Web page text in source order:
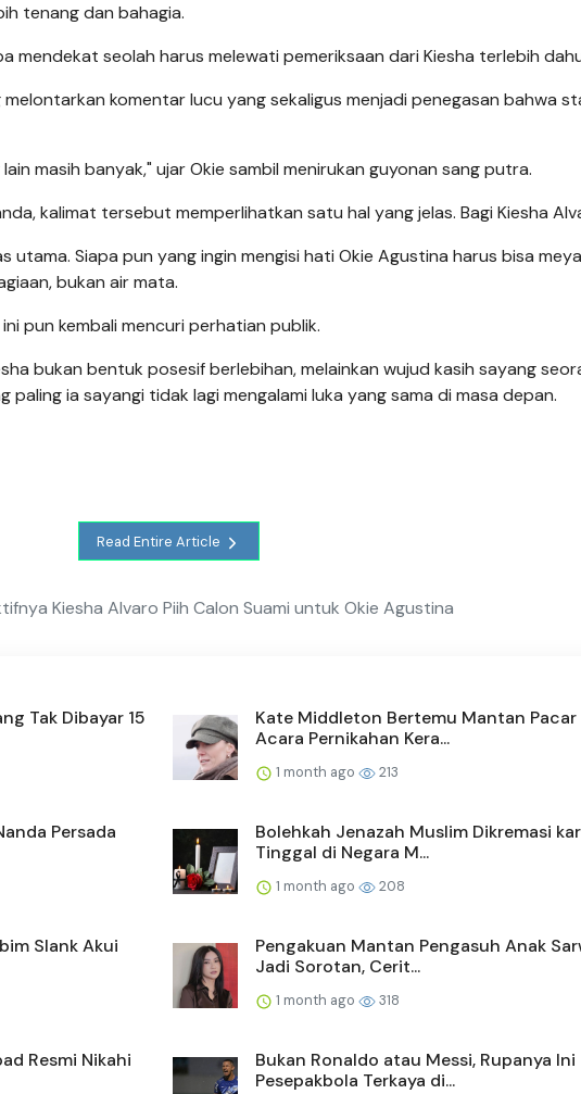
tenang dan bahagia.
mendekat seolah harus melewati pemeriksaan dari Kiesha terlebih
komentar lucu yang sekaligus menjadi penegasan bahwa
masih banyak," ujar Okie sambil menirukan guyonan sang putra.
kalimat tersebut memperlihatkan satu hal yang jelas. Bagi Kiesha
Siapa pun yang ingin mengisi hati Okie Agustina harus bisa
bukan air mata.
pun kembali mencuri perhatian publik.
bukan bentuk posesif berlebihan, melainkan wujud kasih sayang
paling ia sayangi tidak lagi mengalami luka yang sama di masa depan.
Read Entire Article
Kiesha Alvaro Piih Calon Suami untuk Okie Agustina
Tak Dibayar 15
Kate Middleton Bertemu Mantan Pacar
Acara Pernikahan Kera...
1 month ago 213
Persada
Bolehkah Jenazah Muslim Dikremasi
Tinggal di Negara M...
1 month ago 208
Slank Akui
Pengakuan Mantan Pengasuh Anak
Jadi Sorotan, Cerit...
1 month ago 318
Resmi Nikahi
Bukan Ronaldo atau Messi, Rupanya Ini
Pesepakbola Terkaya di...